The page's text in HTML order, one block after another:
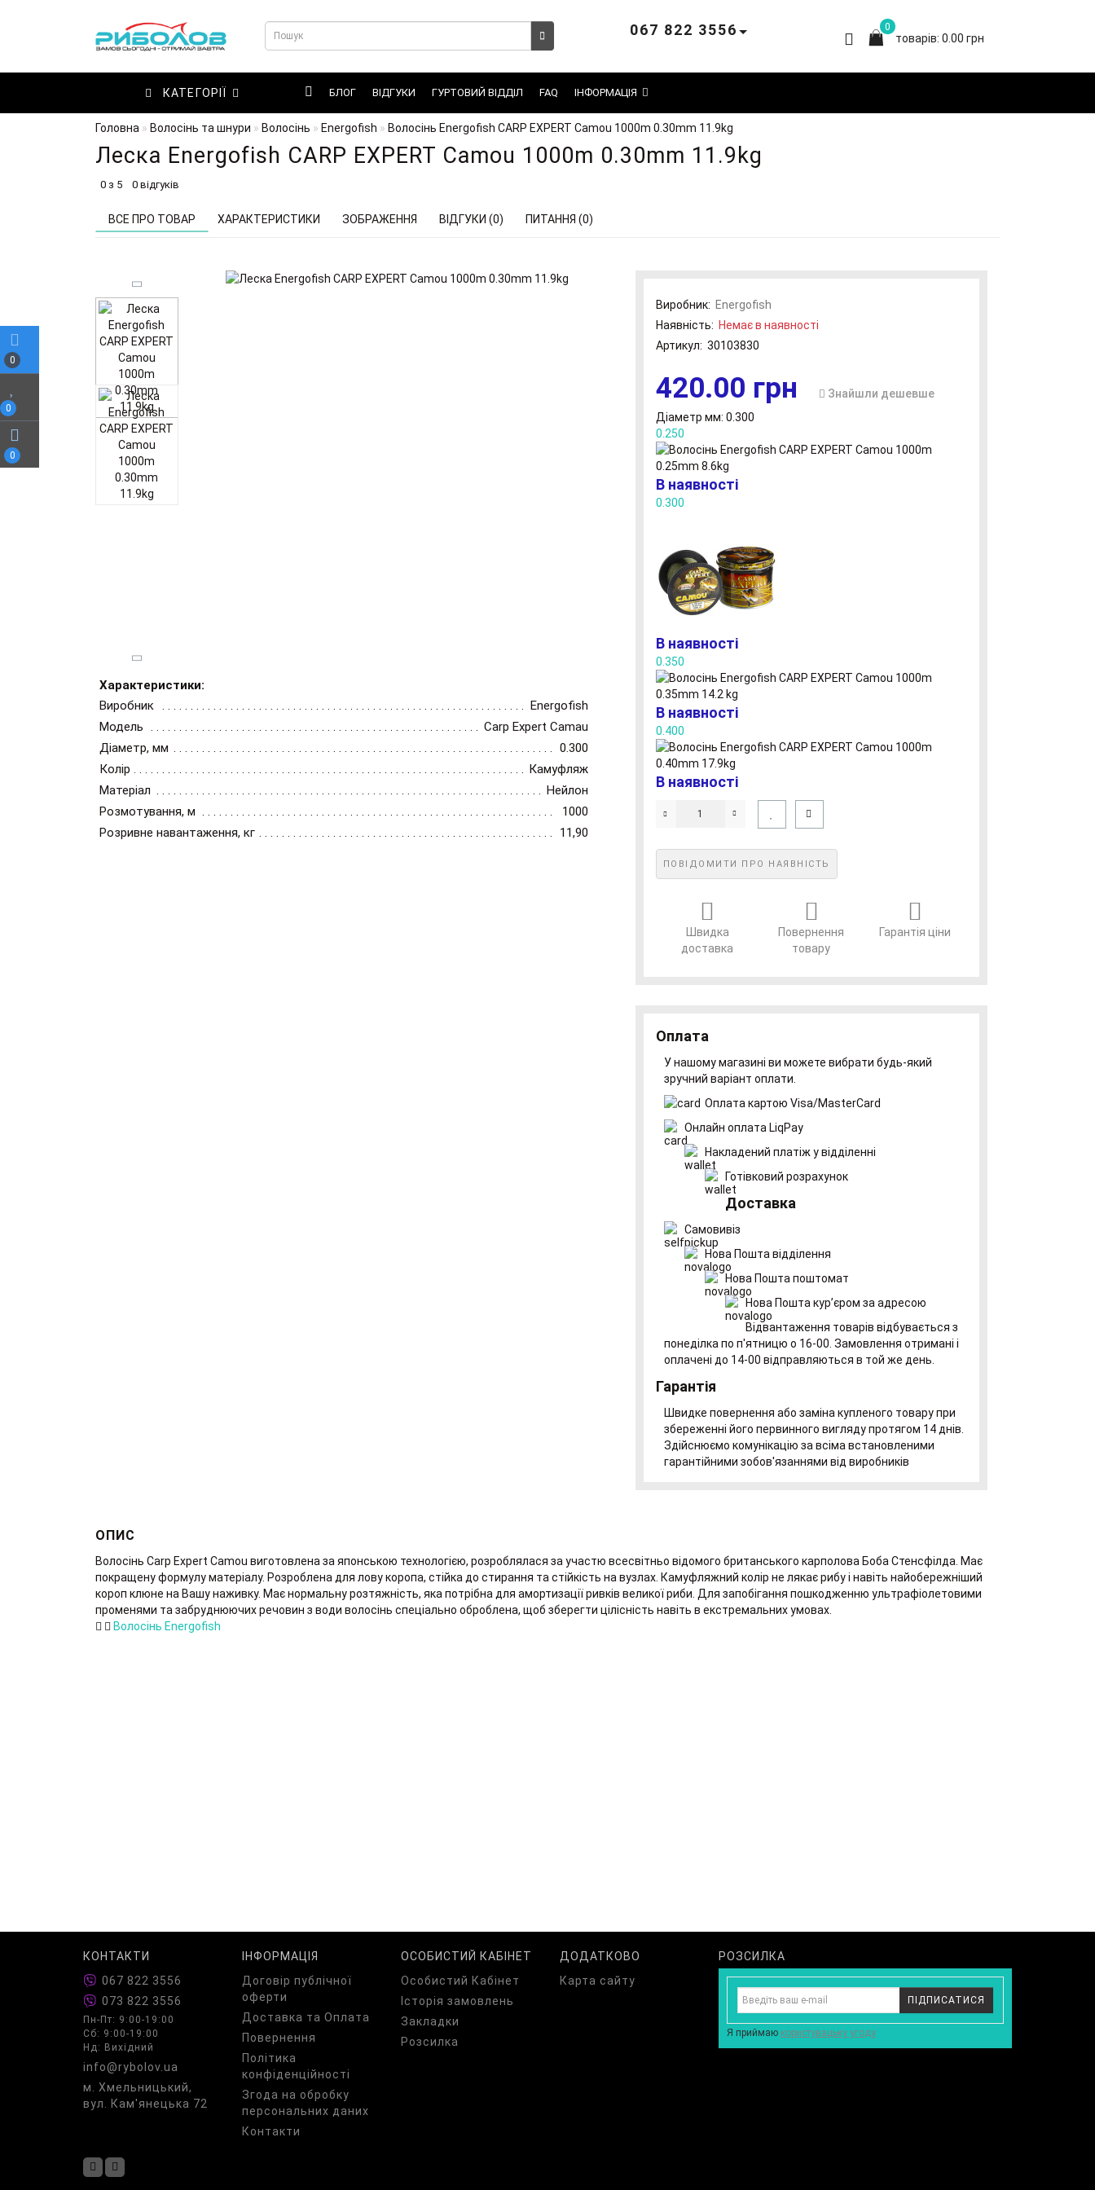
0
0
0
0
товарів: 0.00 грн
067 822 3556
КАТЕГОРІЇ БЛОГ ВІДГУКИ ГУРТОВИЙ ВІДДІЛ FAQ ІНФОРМАЦІЯ
Головна Волосінь та шнури Волосінь Energofish Волосінь Energofish CARP EXPERT Camou 1000m 0.30mm 11.9kg
Леска Energofish CARP EXPERT Camou 1000m 0.30mm 11.9kg
0 з 5 0 відгуків
ВСЕ ПРО ТОВАР ХАРАКТЕРИСТИКИ ЗОБРАЖЕННЯ ВІДГУКИ (0) ПИТАННЯ (0)
Характеристики:
Виробник
Energofish
Модель
Carp Expert Camau
Діаметр, мм
0.300
Колір
Камуфляж
Матеріал
Нейлон
Розмотування, м
1000
Розривне навантаження, кг
11,90
Виробник: Energofish
Наявність: Немає в наявності
Артикул: 30103830
420.00 грн
Знайшли дешевше
Діаметр мм: 0.300
0.250
В наявності
0.300
В наявності
0.350
В наявності
0.400
В наявності
ПОВІДОМИТИ ПРО НАЯВНІСТЬ
Швидка
доставка
Повернення
товару
Гарантія ціни
Оплата
У нашому магазині ви можете вибрати будь-який
зручний варіант оплати.
Оплата картою Visa/MasterCard
Онлайн оплата LiqPay
Накладений платіж у відділенні
Готівковий розрахунок
Доставка
Самовивіз
Нова Пошта відділення
Нова Пошта поштомат
Нова Пошта курʼєром за адресою
Відвантаження товарів відбувається з
понеділка по п'ятницю о 16-00. Замовлення отримані і
оплачені до 14-00 відправляються в той же день.
Гарантія
Швидке повернення або заміна купленого товару при
збереженні його первинного вигляду протягом 14 днів.
Здійснюємо комунікацію за всіма встановленими
гарантійними зобов'язаннями від виробників
ОПИС
Волосінь Carp Expert Camou виготовлена за японською технологією, розроблялася за участю всесвітньо відомого британського карполова Боба Стенсфілда. Має
покращену формулу матеріалу. Розроблена для лову коропа, стійка до стирання та стійкість на вузлах. Камуфляжний колір не лякає рибу і навіть найобережніший
короп клюне на Вашу наживку. Має нормальну розтяжність, яка потрібна для амортизації ривків великої риби. Для запобігання пошкодженню ультрафіолетовими
променями та забруднюючих речовин з води волосінь спеціально оброблена, щоб зберегти цілісність навіть в екстремальних умовах.
Волосінь Energofish
КОНТАКТИ
067 822 3556
073 822 3556
Пн-Пт: 9:00-19:00
Сб: 9:00-19:00
Нд: Вихідний
info@rybolov.ua
м. Хмельницький,
вул. Кам'янецька 72
ІНФОРМАЦІЯ
Договір публічної
оферти
Доставка та Оплата
Повернення
Політика
конфіденційності
Згода на обробку
персональних даних
Контакти
ОСОБИСТИЙ КАБІНЕТ
Особистий Кабінет
Історія замовлень
Закладки
Розсилка
ДОДАТКОВО
Карта сайту
РОЗСИЛКА
ПІДПИСАТИСЯ
Я приймаю користувацьку угоду